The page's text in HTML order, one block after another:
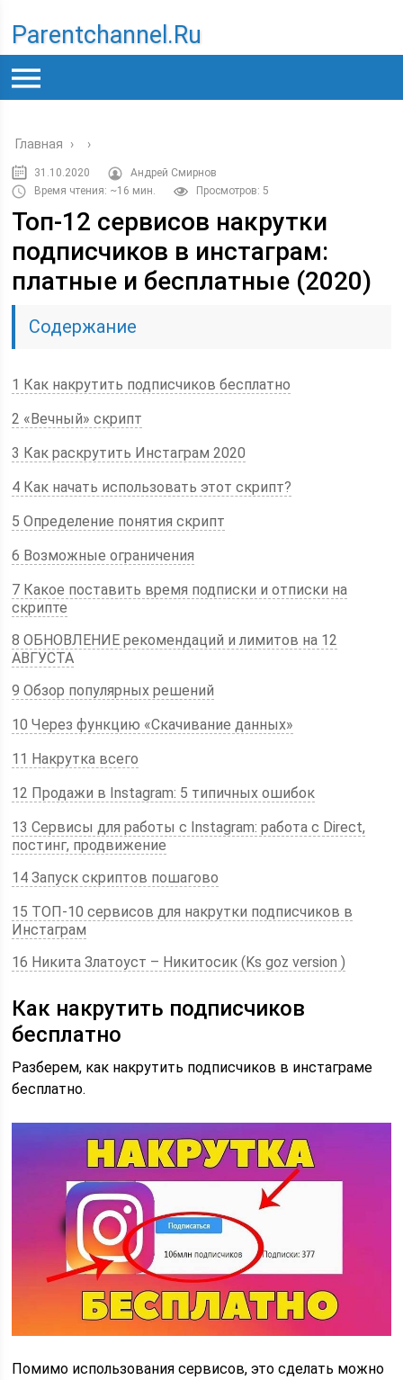
Parentchannel.ru
Главная › ›
31.10.2020
Андрей Смирнов
Время чтения: ~16 мин.
Просмотров: 5
Топ-12 сервисов накрутки
подписчиков в инстаграм:
платные и бесплатные (2020)
Содержание
1 Как накрутить подписчиков бесплатно
2 «Вечный» скрипт
3 Как раскрутить Инстаграм 2020
4 Как начать использовать этот скрипт?
5 Определение понятия скрипт
6 Возможные ограничения
7 Какое поставить время подписки и отписки на
скрипте
8 ОБНОВЛЕНИЕ рекомендаций и лимитов на 12
АВГУСТА
9 Обзор популярных решений
10 Через функцию «Скачивание данных»
11 Накрутка всего
12 Продажи в Instagram: 5 типичных ошибок
13 Сервисы для работы с Instagram: работа с Direct,
постинг, продвижение
14 Запуск скриптов пошагово
15 ТОП-10 сервисов для накрутки подписчиков в
Инстаграм
16 Никита Златоуст – Никитосик (Ks goz version )
Как накрутить подписчиков
бесплатно
Разберем, как накрутить подписчиков в инстаграме
бесплатно.
Помимо использования сервисов, это сделать можно